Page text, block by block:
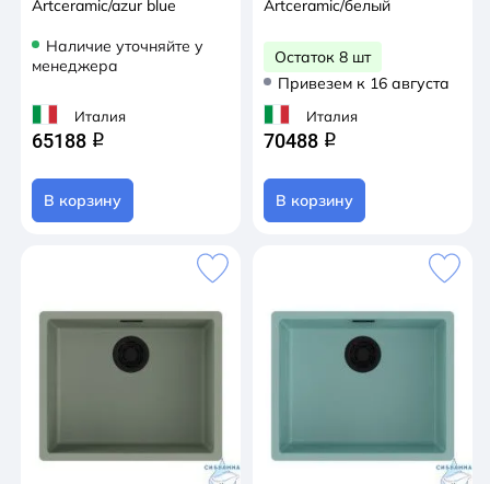
Artceramic/azur blue
Наличие уточняйте у
менеджера
Италия
65188 q
В корзину
Artceramic/белый
Остаток 8 шт
Привезем к 16 августа
Италия
70488 q
В корзину